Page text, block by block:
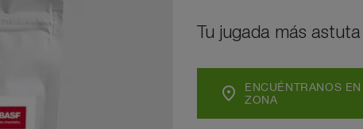
Tu jugada más
location_on
ENCUÉNTRANOS EN
ZONA